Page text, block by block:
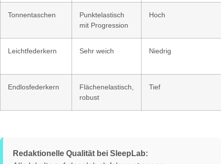
Tonnentaschen
Punktelastisch
mit Progression
Hoch
Leichtfederkern Sehr weich Niedrig
Endlosfederkern
Flächenelastisch,
robust
Tief
Redaktionelle Qualität bei SleepLab: